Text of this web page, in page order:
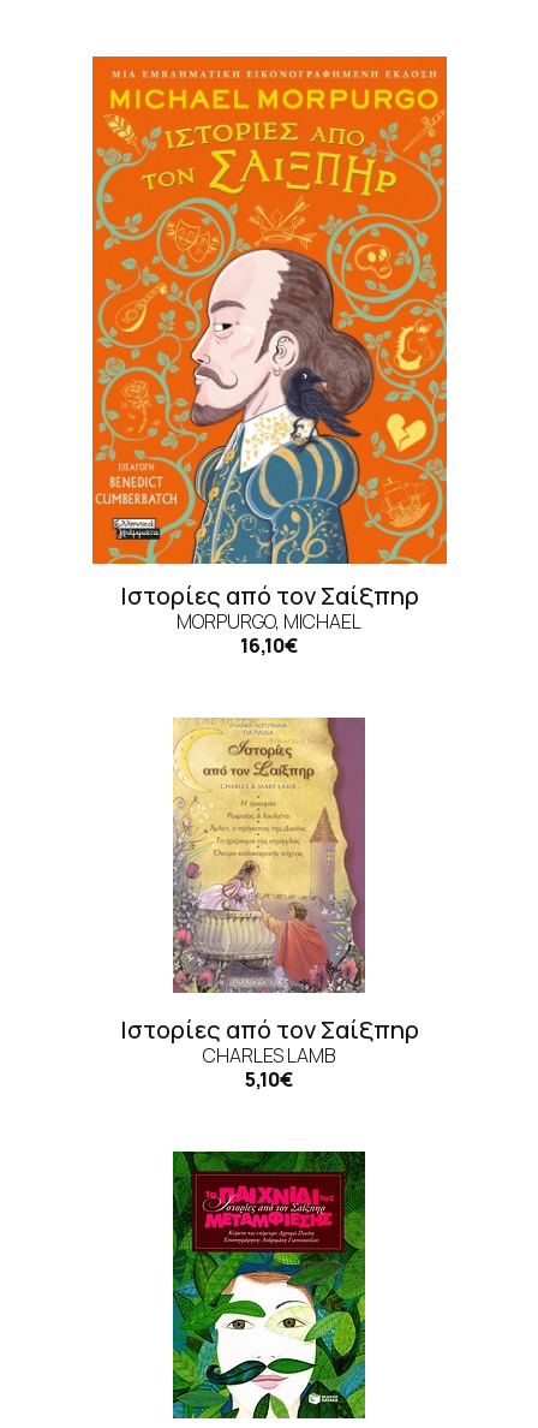
Ιστορίες από τον Σαίξπηρ
MORPURGO, MICHAEL
16,10€
Ιστορίες από τον Σαίξπηρ
CHARLES LAMB
5,10€